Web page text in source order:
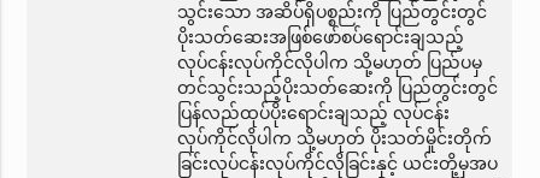
သွင်းသော အဆိပ်ရှိပစ္စည်းကို ပြည်တွင်းတွင်
ပိုးသတ်ဆေးအဖြစ်ဖော်စပ်ရောင်းချသည့်
လုပ်ငန်းလုပ်ကိုင်လိုပါက သို့မဟုတ် ပြည်ပမှ
တင်သွင်းသည့်ပိုးသတ်ဆေးကို ပြည်တွင်းတွင်
ပြန်လည်ထုပ်ပိုးရောင်းချသည့် လုပ်ငန်း
လုပ်ကိုင်လိုပါက သို့မဟုတ် ပိုးသတ်မှိုင်းတိုက်
ခြင်းလုပ်ငန်းလုပ်ကိုင်လိုခြင်းနှင့် ယင်းတို့မှအပ